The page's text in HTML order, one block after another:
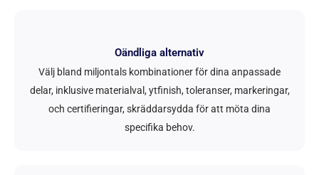
Oändliga alternativ
Välj bland miljontals kombinationer för dina anpassade
delar, inklusive materialval, ytfinish, toleranser, markeringar,
och certifieringar, skräddarsydda för att möta dina
specifika behov.